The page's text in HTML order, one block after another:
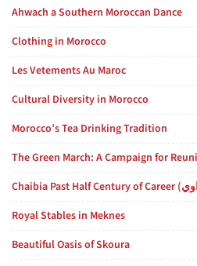
Ahwach a Southern Moroccan Dance
Clothing in Morocco
Les Vetements Au Maroc
Cultural Diversity in Morocco
Morocco’s Tea Drinking Tradition
The Green March: A Campaign for
Royal Stables in Meknes
Beautiful Oasis of Skoura